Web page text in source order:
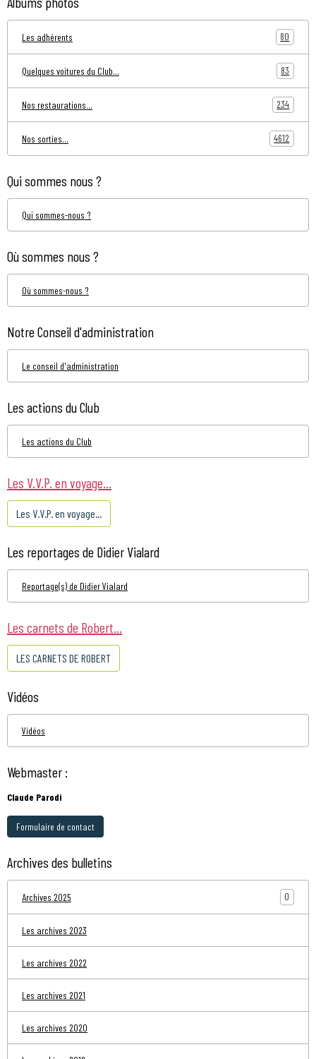
Les adhérents 80
Quelques voitures du Club... 83
Nos restaurations... 234
Nos sorties... 4612
Qui sommes nous ?
Qui sommes-nous ?
Où sommes nous ?
Où sommes-nous ?
Notre Conseil d'administration
Le conseil d'administration
Les actions du Club
Les actions du Club
Les V.V.P. en voyage...
Les V.V.P. en voyage...
Les reportages de Didier Vialard
Reportage(s) de Didier Vialard
Les carnets de Robert...
LES CARNETS DE ROBERT
Vidéos
Vidéos
Webmaster :
Claude Parodi
Formulaire de contact
Archives des bulletins
Archives 2025 0
Les archives 2023
Les archives 2022
Les archives 2021
Les archives 2020